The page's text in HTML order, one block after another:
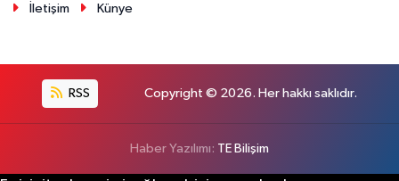
İletişim
Künye
RSS Copyright © 2026. Her hakkı saklıdır.
Haber Yazılımı: TE Bilişim